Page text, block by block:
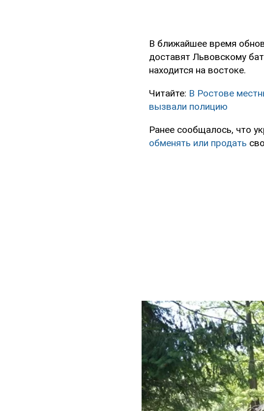
В ближайшее время
доставят Львовскому
находится на востоке.
Читайте: В Ростове
вызвали полицию
Ранее сообщалось, что
обменять или продать